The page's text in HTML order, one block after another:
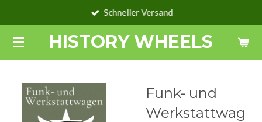
springen
HISTORY WHEELS
Schneller Versand
Funk- und
Werkstattwag